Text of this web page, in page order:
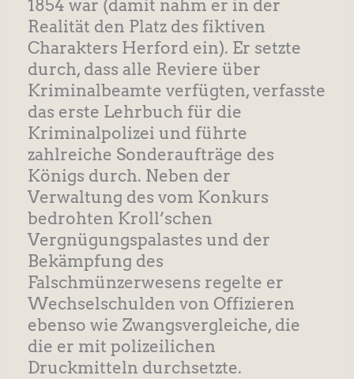
1854 war (damit nahm er in der
Realität den Platz des fiktiven
Charakters Herford ein). Er setzte
durch, dass alle Reviere über
Kriminalbeamte verfügten, verfasste
das erste Lehrbuch für die
Kriminalpolizei und führte
zahlreiche Sonderaufträge des
Königs durch. Neben der
Verwaltung des vom Konkurs
bedrohten Kroll’schen
Vergnügungspalastes und der
Bekämpfung des
Falschmünzerwesens regelte er
Wechselschulden von Offizieren
ebenso wie Zwangsvergleiche, die
die er mit polizeilichen
Druckmitteln durchsetzte.